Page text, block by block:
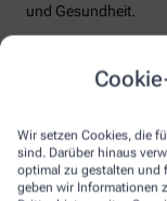
Wir setzen Cookies, die
sind. Darüber hinaus
optimal zu gestalten und
geben wir Informationen
und Gesundheit.